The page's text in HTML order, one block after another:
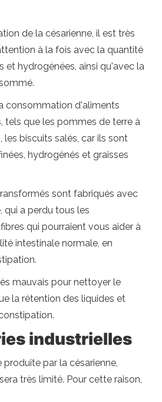
de la césarienne, il est très
à la fois avec la quantité
et hydrogénées, ainsi qu'avec la
consommation d'aliments
tels que les pommes de terre à
les biscuits salés, car ils sont
hydrogénés et graisses
sont fabriqués avec
qui a perdu tous les
qui pourraient vous aider à
intestinale normale, en
mauvais pour nettoyer le
la rétention des liquides et
industrielles
produite par la césarienne,
très limité. Pour cette raison,